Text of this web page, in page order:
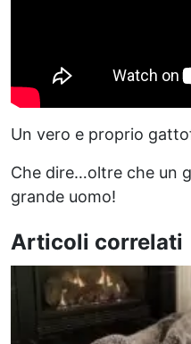
Un vero e proprio
Che dire…oltre che un
grande uomo!
Articoli correlati